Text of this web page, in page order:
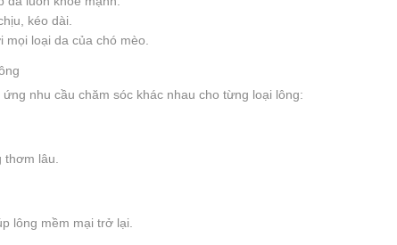
kéo dài.
loại da của chó mèo.
nhu cầu chăm sóc khác nhau cho từng loại lông:
lâu.
lông mềm mại trở lại.